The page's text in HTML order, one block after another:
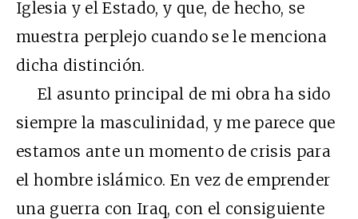
Iglesia y el Estado, y que, de hecho, se
muestra perplejo cuando se le menciona
dicha distinción.
El asunto principal de mi obra ha sido
siempre la masculinidad, y me parece que
estamos ante un momento de crisis para
el hombre islámico. En vez de emprender
una guerra con Iraq, con el consiguiente